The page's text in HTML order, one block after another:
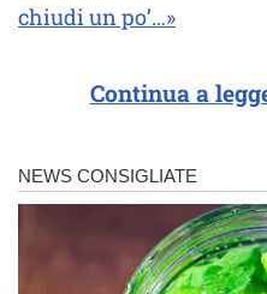
chiudi un po’…»
Continua a